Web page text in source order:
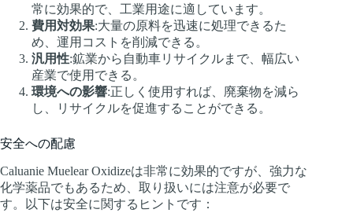
常に効果的で、工業用途に適しています。
費用対効果:大量の原料を迅速に処理できるた
め、運用コストを削減できる。
汎用性:鉱業から自動車リサイクルまで、幅広い
産業で使用できる。
環境への影響:正しく使用すれば、廃棄物を減ら
し、リサイクルを促進することができる。
安全への配慮
Caluanie Muelear Oxidizeは非常に効果的ですが、強力な
化学薬品でもあるため、取り扱いには注意が必要で
す。以下は安全に関するヒントです：